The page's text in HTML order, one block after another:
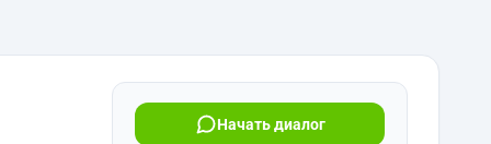
Начать диалог